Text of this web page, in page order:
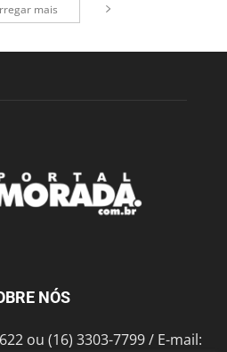
mais
NÓS
ou (16) 3303-7799 / E-mail: